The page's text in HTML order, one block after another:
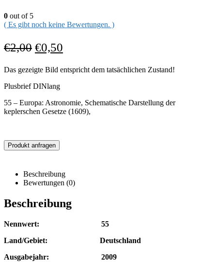
0 out of 5
( Es gibt noch keine Bewertungen. )
€2,00 €0,50
Das gezeigte Bild entspricht dem tatsächlichen Zustand!
Plusbrief DINlang
55 – Europa: Astronomie, Schematische Darstellung der
keplerschen Gesetze (1609),
Produkt anfragen
Beschreibung
Bewertungen (0)
Beschreibung
Nennwert: 55
Land/Gebiet: Deutschland
Ausgabejahr: 2009